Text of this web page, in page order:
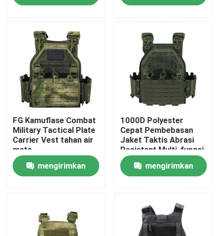
Produk
Seragam Tempur Militer
Seragam Kamuflase Militer
Armor Balistik Militer
Kemeja Taktis Militer
Ransel Taktis Militer
FG Kamuflase Combat
Military Tactical Plate
Carrier Vest tahan air
mata
mengirimkan
1000D Polyester
Cepat Pembebasan
Jaket Taktis Abrasi
Resistant Multi-fungsi
Field Vest
mengirimkan